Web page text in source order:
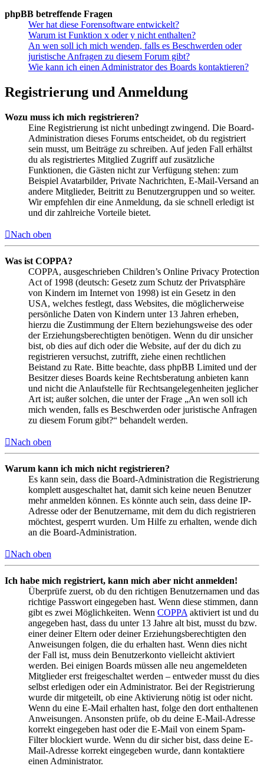
phpBB betreffende Fragen
Wer hat diese Forensoftware entwickelt?
Warum ist Funktion x oder y nicht enthalten?
An wen soll ich mich wenden, falls es Beschwerden oder
juristische Anfragen zu diesem Forum gibt?
Wie kann ich einen Administrator des Boards kontaktieren?
Registrierung und Anmeldung
Wozu muss ich mich registrieren?
Eine Registrierung ist nicht unbedingt zwingend. Die Board-
Administration dieses Forums entscheidet, ob du registriert
sein musst, um Beiträge zu schreiben. Auf jeden Fall erhältst
du als registriertes Mitglied Zugriff auf zusätzliche
Funktionen, die Gästen nicht zur Verfügung stehen: zum
Beispiel Avatarbilder, Private Nachrichten, E-Mail-Versand an
andere Mitglieder, Beitritt zu Benutzergruppen und so weiter.
Wir empfehlen dir eine Anmeldung, da sie schnell erledigt ist
und dir zahlreiche Vorteile bietet.
Nach oben
Was ist COPPA?
COPPA, ausgeschrieben Children’s Online Privacy Protection
Act of 1998 (deutsch: Gesetz zum Schutz der Privatsphäre
von Kindern im Internet von 1998) ist ein Gesetz in den
USA, welches festlegt, dass Websites, die möglicherweise
persönliche Daten von Kindern unter 13 Jahren erheben,
hierzu die Zustimmung der Eltern beziehungsweise des oder
der Erziehungsberechtigten benötigen. Wenn du dir unsicher
bist, ob dies auf dich oder die Website, auf der du dich zu
registrieren versuchst, zutrifft, ziehe einen rechtlichen
Beistand zu Rate. Bitte beachte, dass phpBB Limited und der
Besitzer dieses Boards keine Rechtsberatung anbieten kann
und nicht die Anlaufstelle für Rechtsangelegenheiten jeglicher
Art ist; außer solchen, die unter der Frage „An wen soll ich
mich wenden, falls es Beschwerden oder juristische Anfragen
zu diesem Forum gibt?“ behandelt werden.
Nach oben
Warum kann ich mich nicht registrieren?
Es kann sein, dass die Board-Administration die Registrierung
komplett ausgeschaltet hat, damit sich keine neuen Benutzer
mehr anmelden können. Es könnte auch sein, dass deine IP-
Adresse oder der Benutzername, mit dem du dich registrieren
möchtest, gesperrt wurden. Um Hilfe zu erhalten, wende dich
an die Board-Administration.
Nach oben
Ich habe mich registriert, kann mich aber nicht anmelden!
Überprüfe zuerst, ob du den richtigen Benutzernamen und das
richtige Passwort eingegeben hast. Wenn diese stimmen, dann
gibt es zwei Möglichkeiten. Wenn COPPA aktiviert ist und du
angegeben hast, dass du unter 13 Jahre alt bist, musst du bzw.
einer deiner Eltern oder deiner Erziehungsberechtigten den
Anweisungen folgen, die du erhalten hast. Wenn dies nicht
der Fall ist, muss dein Benutzerkonto vielleicht aktiviert
werden. Bei einigen Boards müssen alle neu angemeldeten
Mitglieder erst freigeschaltet werden – entweder musst du dies
selbst erledigen oder ein Administrator. Bei der Registrierung
wurde dir mitgeteilt, ob eine Aktivierung nötig ist oder nicht.
Wenn du eine E-Mail erhalten hast, folge den dort enthaltenen
Anweisungen. Ansonsten prüfe, ob du deine E-Mail-Adresse
korrekt eingegeben hast oder die E-Mail von einem Spam-
Filter blockiert wurde. Wenn du dir sicher bist, dass deine E-
Mail-Adresse korrekt eingegeben wurde, dann kontaktiere
einen Administrator.